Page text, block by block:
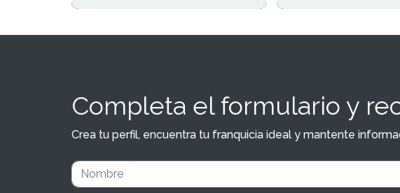
Completa el formulario y
Crea tu perfil, encuentra tu franquicia ideal y mantente